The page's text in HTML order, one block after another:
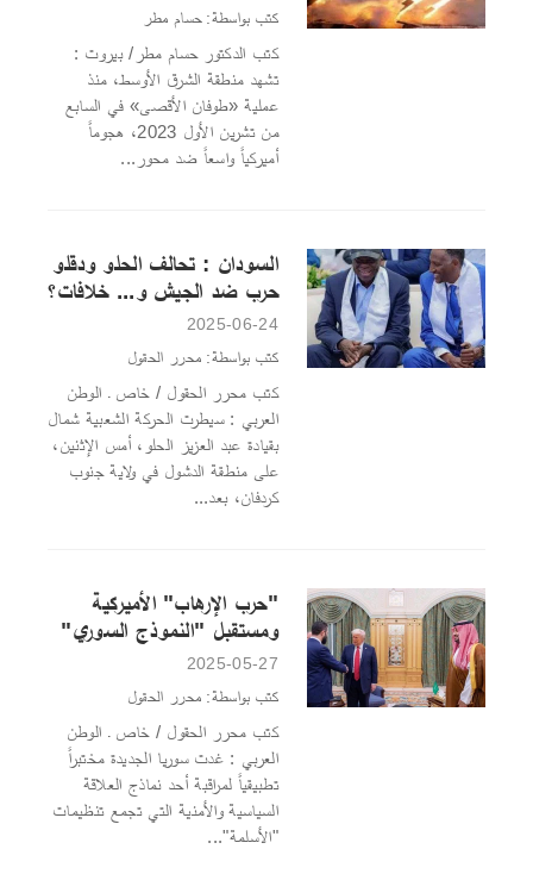
كتب بواسطة: حسام مطر
كتب الدكتور حسام مطر/ بيروت :
تشهد منطقة الشرق الأوسط، منذ
عملية «طوفان الأقصى» في السابع
من تشرين الأول 2023، هجوماً
أميركياً واسعاً ضد محور...
السودان : تحالف الحلو ودقلو
حرب ضد الجيش و... خلافات؟
2025-06-24
كتب بواسطة: محرر الحقول
كتب محرر الحقول / خاص ـ الوطن
العربي : سيطرت الحركة الشعبية شمال
بقيادة عبد العزيز الحلو، أمس الإثنين،
على منطقة الدشول في ولاية جنوب
كردفان، بعد...
"حرب الإرهاب" الأميركية
ومستقبل "النموذج السوري"
2025-05-27
كتب بواسطة: محرر الحقول
كتب محرر الحقول / خاص ـ الوطن
العربي : غدت سوريا الجديدة مختبراً
تطبيقياً لمراقبة أحد نماذج العلاقة
السياسية والأمنية التي تجمع تنظيمات
"الأسلمة"...